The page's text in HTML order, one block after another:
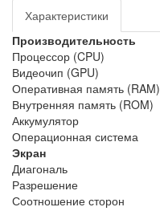
Характеристики
Производительность
Процессор (CPU)
Видеочип (GPU)
Оперативная память (RAM)
Внутренняя память (ROM)
Аккумулятор
Операционная система
Экран
Диагональ
Разрешение
Соотношение сторон